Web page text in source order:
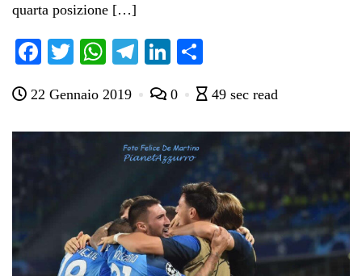
quarta posizione […]
Fa
bo
ok
T
tte
r
W
ts
A
pp
Te
gr
a
m
Li
ed
In
di
vi
di
22 Gennaio 2019 0 49 sec read